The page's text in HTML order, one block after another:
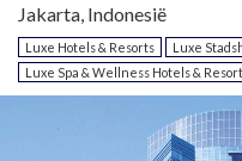
Jakarta, Indonesië
Luxe Hotels & Resorts Luxe
Luxe Spa & Wellness Hotels &